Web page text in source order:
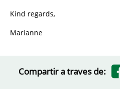
Kind regards,
Marianne
Compartir a traves de: